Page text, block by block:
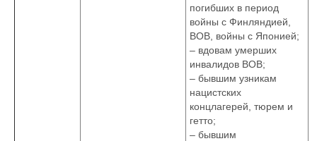
погибших в период
войны с Финляндией,
ВОВ, войны с Японией;
– вдовам умерших
инвалидов ВОВ;
– бывшим узникам
нацистских
концлагерей, тюрем и
гетто;
– бывшим